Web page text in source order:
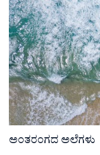
ಅಂತರಂಗದ ಅಲೆಗಳು